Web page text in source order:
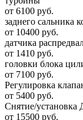
от 6100 руб.
заднего сальника
от 10400 руб.
датчика
от 1410 руб.
головки блока
от 7100 руб.
Регулировка
от 5400 руб.
Снятие/установка
от 15500 руб.